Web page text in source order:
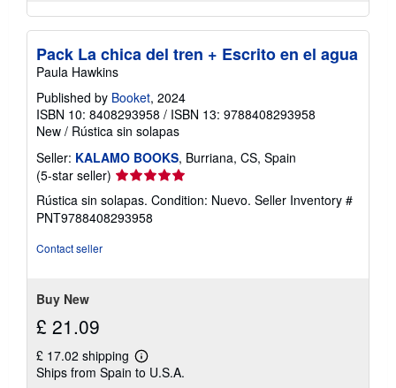
Pack La chica del tren + Escrito en el agua
Paula Hawkins
Published by Booket, 2024
ISBN 10: 8408293958 / ISBN 13: 9788408293958
New / Rústica sin solapas
Seller: KALAMO BOOKS, Burriana, CS, Spain
(5-star seller) Seller
rating
5
out
Rústica sin solapas. Condition: Nuevo. Seller Inventory #
PNT9788408293958
Contact seller
Buy New
£ 21.09
£ 17.02 shipping
Learn
more
Ships from Spain to U.S.A.